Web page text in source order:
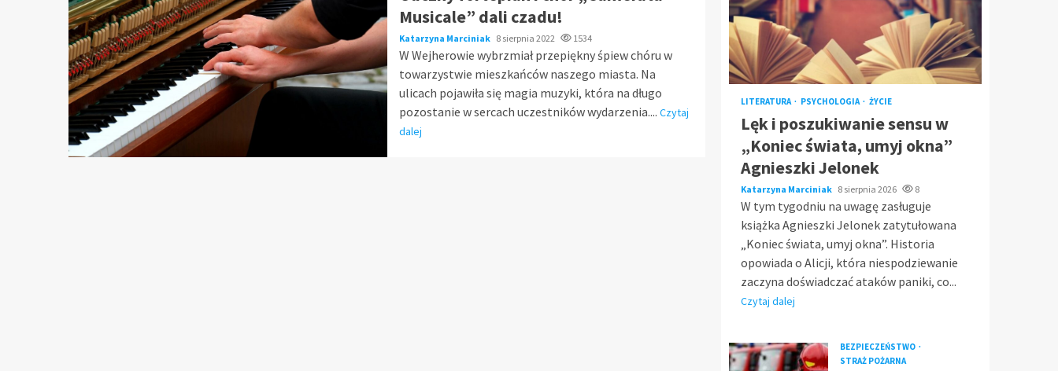
Musicale” dali czadu!
Katarzyna Marciniak 8 sierpnia 2022 1534
W Wejherowie wybrzmiał przepiękny śpiew chóru w
towarzystwie mieszkańców naszego miasta. Na
ulicach pojawiła się magia muzyki, która na długo
pozostanie w sercach uczestników wydarzenia.... Czytaj
dalej
LITERATURA PSYCHOLOGIA ŻYCIE
Lęk i poszukiwanie sensu w
„Koniec świata, umyj okna”
Agnieszki Jelonek
Katarzyna Marciniak 8 sierpnia 2026 8
W tym tygodniu na uwagę zasługuje
książka Agnieszki Jelonek zatytułowana
„Koniec świata, umyj okna”. Historia
opowiada o Alicji, która niespodziewanie
zaczyna doświadczać ataków paniki, co...
Czytaj dalej
BEZPIECZEŃSTWO
STRAŻ POŻARNA